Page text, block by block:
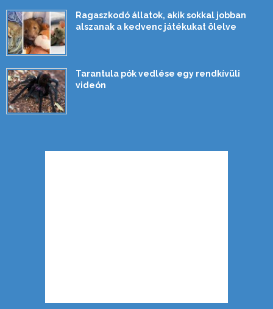
Ragaszkodó állatok, akik sokkal jobban
alszanak a kedvenc játékukat ölelve
Tarantula pók vedlése egy rendkívüli
videón